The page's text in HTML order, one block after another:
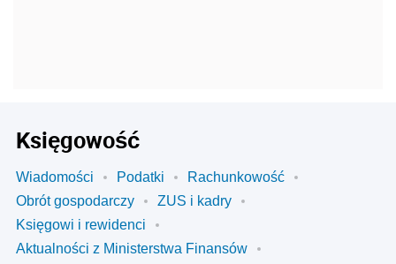
Księgowość
Wiadomości Podatki
Rachunkowość
Obrót gospodarczy
ZUS i kadry
Księgowi i rewidenci
Aktualności z Ministerstwa Finansów